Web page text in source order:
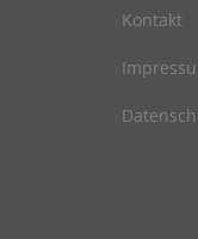
Kontakt